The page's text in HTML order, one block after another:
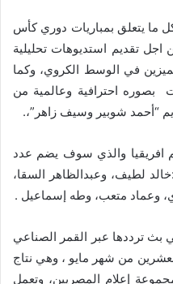
ما يتعلق بمباريات دوري كأس
اجل تقديم استديوهات تحليلية
في الوسط الكروي، وكما
بصوره احترافية وعالمية من
“أحمد شوبير وسيف زاهر”،.
افريقيا والذي سوف يضم عدد
لطيف، وعبدالظاهر السقا،
وعماد متعب، وطه إسماعيل .
بث ترددها عبر القمر الصناعي
من شهر مايو ، وهي نتاج
إعلام المصريين، وتعمل